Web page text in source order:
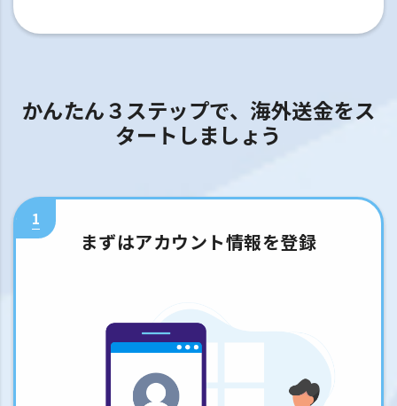
かんたん３ステップで、海外送金をス
タートしましょう
1
まずはアカウント情報を登録